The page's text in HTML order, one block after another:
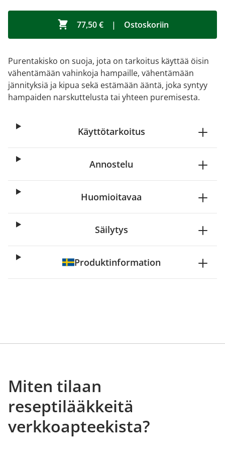
77,50 € | Ostoskoriin
Purentakisko on suoja, jota on tarkoitus käyttää öisin
vähentämään vahinkoja hampaille, vähentämään
jännityksiä ja kipua sekä estämään ääntä, joka syntyy
hampaiden narskuttelusta tai yhteen puremisesta.
Käyttötarkoitus
Annostelu
Huomioitavaa
Säilytys
Produktinformation
Miten tilaan
reseptilääkkeitä
verkkoapteekista?